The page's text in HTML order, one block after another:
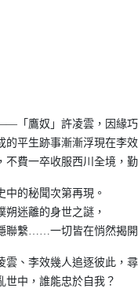
「鷹奴」許凌雲，因緣
的平生跡事漸漸浮現在
不費一卒收服西川全境
的秘聞次第再現。
迷離的身世之謎，
聯繫……一切皆在悄然揭開
、李效幾人追逐彼此，尋
世中，誰能忠於自我？